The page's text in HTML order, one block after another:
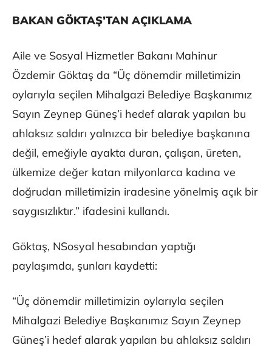
BAKAN GÖKTAŞ’TAN AÇIKLAMA
Aile ve Sosyal Hizmetler Bakanı Mahinur
Özdemir Göktaş da “Üç dönemdir milletimizin
oylarıyla seçilen Mihalgazi Belediye Başkanımız
Sayın Zeynep Güneş’i hedef alarak yapılan bu
ahlaksız saldırı yalnızca bir belediye başkanına
değil, emeğiyle ayakta duran, çalışan, üreten,
ülkemize değer katan milyonlarca kadına ve
doğrudan milletimizin iradesine yönelmiş açık bir
saygısızlıktır.” ifadesini kullandı.
Göktaş, NSosyal hesabından yaptığı
paylaşımda, şunları kaydetti:
“Üç dönemdir milletimizin oylarıyla seçilen
Mihalgazi Belediye Başkanımız Sayın Zeynep
Güneş’i hedef alarak yapılan bu ahlaksız saldırı